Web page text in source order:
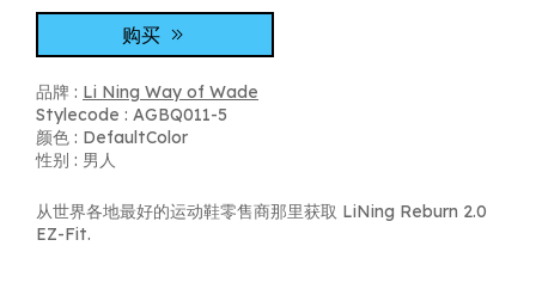
购买
品牌 : Li Ning Way of Wade
Stylecode : AGBQ011-5
颜色 : DefaultColor
性别 : 男人
从世界各地最好的运动鞋零售商那里获取 LiNing Reburn 2.0
EZ-Fit.